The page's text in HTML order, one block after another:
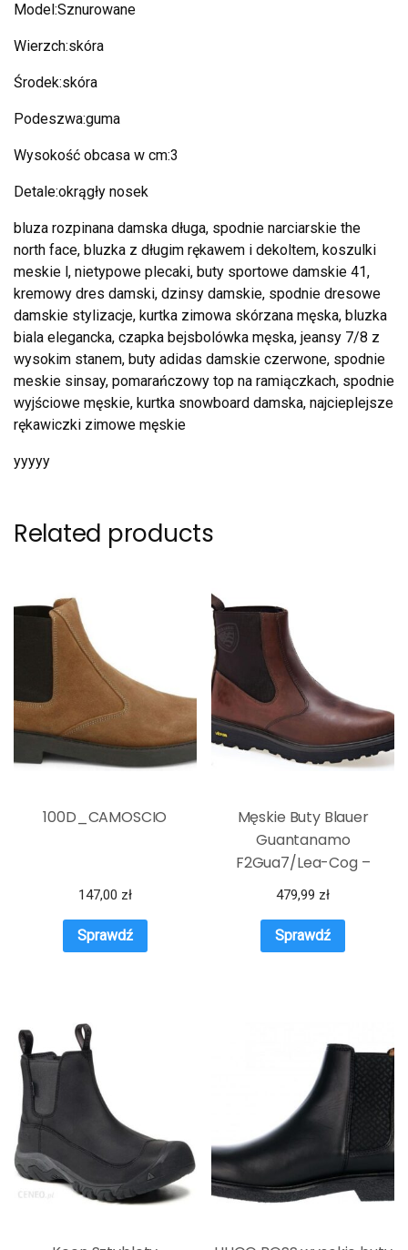
Model:Sznurowane
Wierzch:skóra
Środek:skóra
Podeszwa:guma
Wysokość obcasa w cm:3
Detale:okrągły nosek
bluza rozpinana damska długa, spodnie narciarskie the
north face, bluzka z długim rękawem i dekoltem, koszulki
meskie l, nietypowe plecaki, buty sportowe damskie 41,
kremowy dres damski, dzinsy damskie, spodnie dresowe
damskie stylizacje, kurtka zimowa skórzana męska, bluzka
biala elegancka, czapka bejsbolówka męska, jeansy 7/8 z
wysokim stanem, buty adidas damskie czerwone, spodnie
meskie sinsay, pomarańczowy top na ramiączkach, spodnie
wyjściowe męskie, kurtka snowboard damska, najcieplejsze
rękawiczki zimowe męskie
yyyyy
Related products
100D_CAMOSCIO
147,00 zł
Sprawdź
Męskie Buty Blauer
Guantanamo
F2Gua7/Lea-Cog –
Brązowy
479,99 zł
Sprawdź